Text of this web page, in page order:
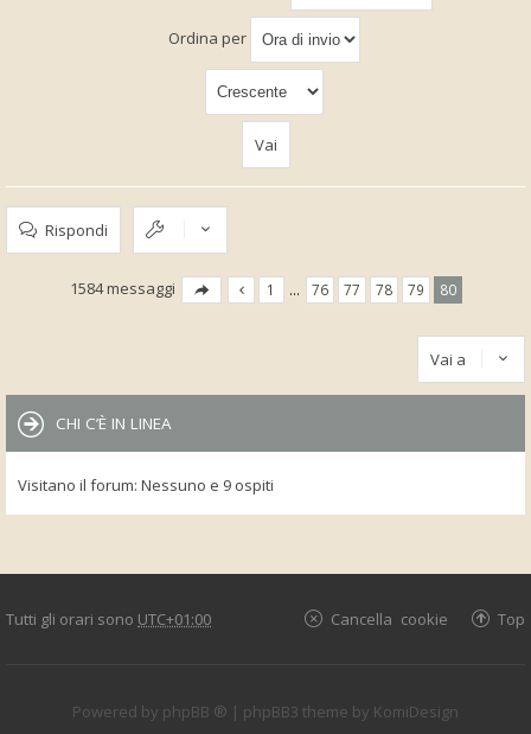
Ordina per
Rispondi
1584 messaggi 1 … 76 77 78 79 80
Vai a
CHI C’È IN LINEA
Visitano il forum: Nessuno e 9 ospiti
Tutti gli orari sono UTC+01:00 Top
Cancella cookie
Powered by phpBB ® | phpBB3 theme by KomiDesign